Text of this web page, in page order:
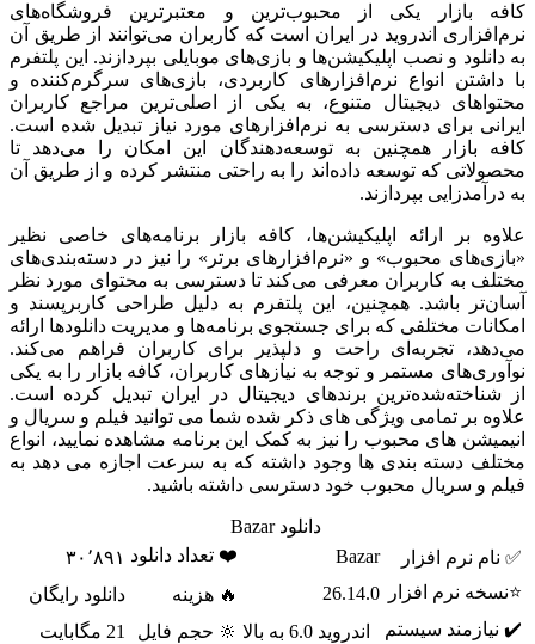
کافه بازار یکی از محبوب‌ترین و معتبرترین فروشگاه‌های
نرم‌افزاری اندروید در ایران است که کاربران می‌توانند از طریق آن
به دانلود و نصب اپلیکیشن‌ها و بازی‌های موبایلی بپردازند. این پلتفرم
با داشتن انواع نرم‌افزارهای کاربردی، بازی‌های سرگرم‌کننده و
محتواهای دیجیتال متنوع، به یکی از اصلی‌ترین مراجع کاربران
ایرانی برای دسترسی به نرم‌افزارهای مورد نیاز تبدیل شده است.
کافه بازار همچنین به توسعه‌دهندگان این امکان را می‌دهد تا
محصولاتی که توسعه داده‌اند را به راحتی منتشر کرده و از طریق آن
به درآمدزایی بپردازند.
علاوه بر ارائه اپلیکیشن‌ها، کافه بازار برنامه‌های خاصی نظیر
«بازی‌های محبوب» و «نرم‌افزارهای برتر» را نیز در دسته‌بندی‌های
مختلف به کاربران معرفی می‌کند تا دسترسی به محتوای مورد نظر
آسان‌تر باشد. همچنین، این پلتفرم به دلیل طراحی کاربرپسند و
امکانات مختلفی که برای جستجوی برنامه‌ها و مدیریت دانلودها ارائه
می‌دهد، تجربه‌ای راحت و دلپذیر برای کاربران فراهم می‌کند.
نوآوری‌های مستمر و توجه به نیازهای کاربران، کافه بازار را به یکی
از شناخته‌شده‌ترین برندهای دیجیتال در ایران تبدیل کرده است.
علاوه بر تمامی ویژگی های ذکر شده شما می توانید فیلم و سریال و
انیمیشن های محبوب را نیز به کمک این برنامه مشاهده نمایید، انواع
مختلف دسته بندی ها وجود داشته که به سرعت اجازه می دهد به
فیلم و سریال محبوب خود دسترسی داشته باشید.
دانلود Bazar
✅ نام نرم افزار
Bazar ❤️ تعداد دانلود ۳۰٬۸۹۱
⭐نسخه نرم افزار
26.14.0 🔥 هزینه
دانلود رایگان
✔️ نیازمند سیستم
اندروید 6.0 به بالا 🔆 حجم فایل 21 مگابایت